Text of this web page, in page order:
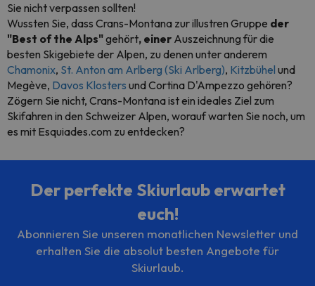
Sie nicht verpassen sollten!
Wussten Sie, dass Crans-Montana zur illustren Gruppe der
"Best of the Alps"gehört, einer Auszeichnung für die
besten Skigebiete der Alpen, zu denen unter anderem
Chamonix, St. Anton am Arlberg (Ski Arlberg), Kitzbühel und
Megève, Davos Klosters und Cortina D'Ampezzo gehören?
Zögern Sie nicht, Crans-Montana ist ein ideales Ziel zum
Skifahren in den Schweizer Alpen, worauf warten Sie noch, um
es mit Esquiades.com zu entdecken?
Der perfekte Skiurlaub erwartet
euch!
Abonnieren Sie unseren monatlichen Newsletter und
erhalten Sie die absolut besten Angebote für
Skiurlaub.